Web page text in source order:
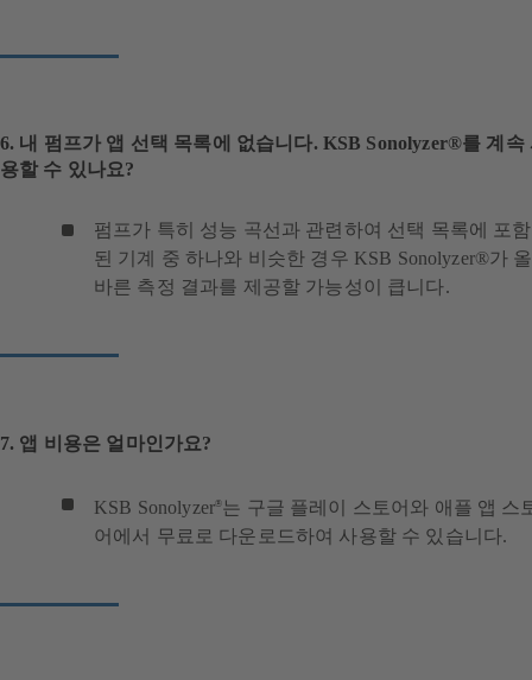
6. 내 펌프가 앱 선택 목록에 없습니다. KSB Sonolyzer®를 계속
용할 수 있나요?
펌프가 특히 성능 곡선과 관련하여 선택 목록에 포함
된 기계 중 하나와 비슷한 경우 KSB Sonolyzer®가 올
바른 측정 결과를 제공할 가능성이 큽니다.
7. 앱 비용은 얼마인가요?
KSB Sonolyzer® 는 구글 플레이 스토어와 애플 앱 스
어에서 무료로 다운로드하여 사용할 수 있습니다.